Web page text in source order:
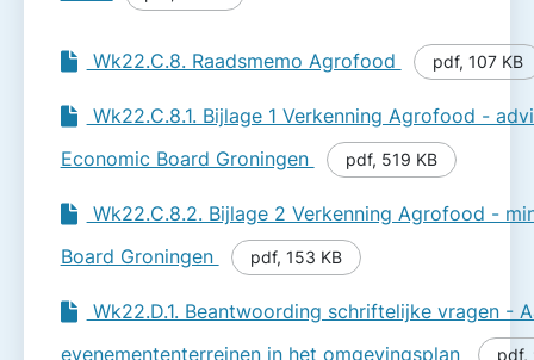
Wk22.C.8. Raadsmemo Agrofood pdf, 107 KB
Wk22.C.8.1. Bijlage 1 Verkenning Agrofood -
Economic Board Groningen
pdf, 519 KB
Wk22.C.8.2. Bijlage 2 Verkenning Agrofood -
Board Groningen
pdf, 153 KB
Wk22.D.1. Beantwoording schriftelijke vragen -
evenemententerreinen in het omgevingsplan
pdf,